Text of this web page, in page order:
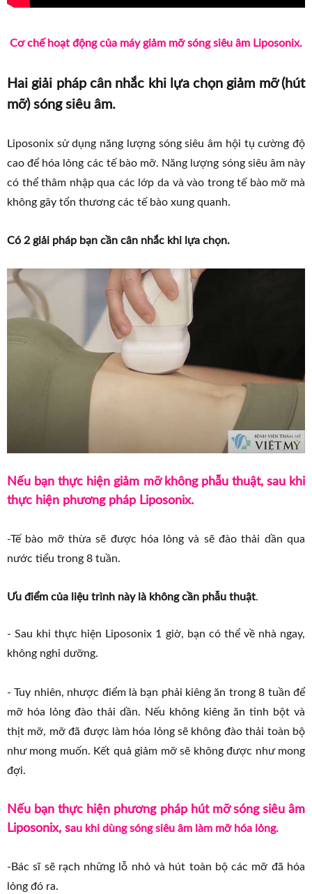
Cơ chế hoạt động của máy giảm mỡ sóng siêu âm Liposonix.
Hai giải pháp cân nhắc khi lựa chọn giảm mỡ (hút
mỡ) sóng siêu âm.
Liposonix sử dụng năng lượng sóng siêu âm hội tụ cường độ
cao để hóa lỏng các tế bào mỡ. Năng lượng sóng siêu âm này
có thể thâm nhập qua các lớp da và vào trong tế bào mỡ mà
không gây tổn thương các tế bào xung quanh.
Có 2 giải pháp bạn cần cân nhắc khi lựa chọn.
Nếu bạn thực hiện giảm mỡ không phẫu thuật, sau khi
thực hiện phương pháp Liposonix.
-Tế bào mỡ thừa sẽ được hóa lỏng và sẽ đào thải dần qua
nước tiểu trong 8 tuần.
Ưu điểm của liệu trình này là không cần phẫu thuật.
- Sau khi thực hiện Liposonix 1 giờ, bạn có thể về nhà ngay,
không nghỉ dưỡng.
- Tuy nhiên, nhược điểm là bạn phải kiêng ăn trong 8 tuần để
mỡ hóa lỏng đào thải dần. Nếu không kiêng ăn tinh bột và
thịt mỡ, mỡ đã được làm hóa lỏng sẽ không đào thải toàn bộ
như mong muốn. Kết quả giảm mỡ sẽ không được như mong
đợi.
Nếu bạn thực hiện phương pháp hút mỡ sóng siêu âm
Liposonix, sau khi dùng sóng siêu âm làm mỡ hóa lỏng.
-Bác sĩ sẽ rạch những lỗ nhỏ và hút toàn bộ các mỡ đã hóa
lỏng đó ra.